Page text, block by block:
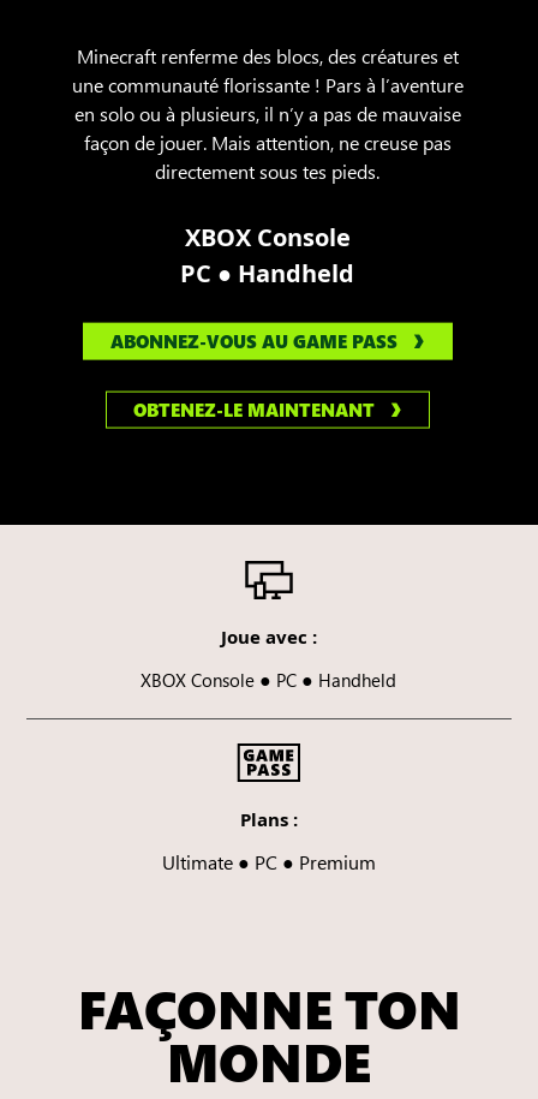
Minecraft renferme des blocs, des créatures et
une communauté florissante ! Pars à l’aventure
en solo ou à plusieurs, il n’y a pas de mauvaise
façon de jouer. Mais attention, ne creuse pas
directement sous tes pieds.
XBOX Console
PC ● Handheld
ABONNEZ-VOUS AU GAME PASS
OBTENEZ-LE MAINTENANT
Joue avec :
XBOX Console ● PC ● Handheld
Plans :
Ultimate ● PC ● Premium
FAÇONNE TON
MONDE